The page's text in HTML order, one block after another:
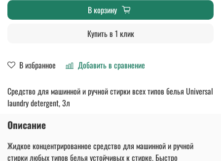
В избранное Добавить в сравнение
В корзину
Купить в 1 клик
Средство для машинной и ручной стирки всех типов белья Universal
laundry detergent, 3л
Описание
Жидкое концентрированное средство для машинной и ручной
стирки любых типов белья устойчивых к стирке. Быстро